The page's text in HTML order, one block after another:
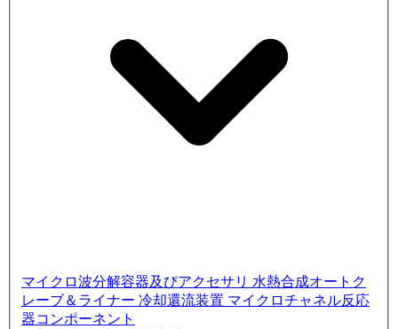
マイクロ波分解容器及びアクセサリ 水熱合成オートク
レーブ＆ライナー 冷却還流装置 マイクロチャネル反応
器コンポーネント